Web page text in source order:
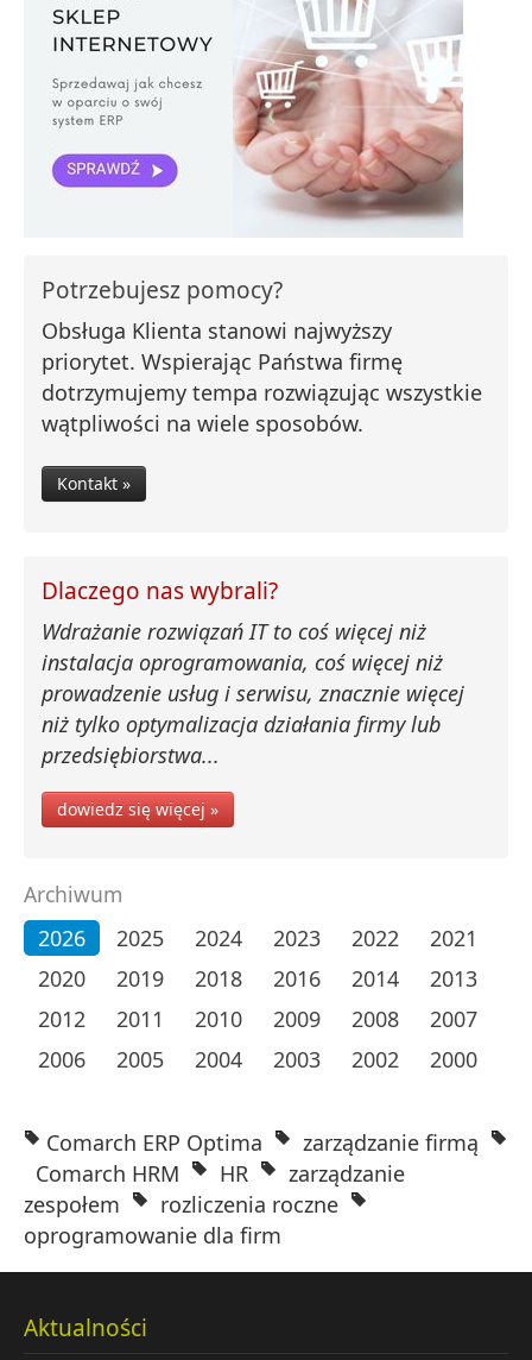
Potrzebujesz pomocy?
Obsługa Klienta stanowi najwyższy
priorytet. Wspierając Państwa firmę
dotrzymujemy tempa rozwiązując wszystkie
wątpliwości na wiele sposobów.
Kontakt »
Dlaczego nas wybrali?
Wdrażanie rozwiązań IT to coś więcej niż
instalacja oprogramowania, coś więcej niż
prowadzenie usług i serwisu, znacznie więcej
niż tylko optymalizacja działania firmy lub
przedsiębiorstwa...
dowiedz się więcej »
Archiwum
2026
2025 2024 2023 2022
2021
2020
2019 2018 2016 2014
2013
2012
2011 2010 2009 2008
2007
2006
2005 2004 2003 2002 2000
Comarch ERP Optima
zarządzanie firmą
Comarch HRM
HR
zarządzanie
zespołem
rozliczenia roczne
oprogramowanie dla firm
Aktualności